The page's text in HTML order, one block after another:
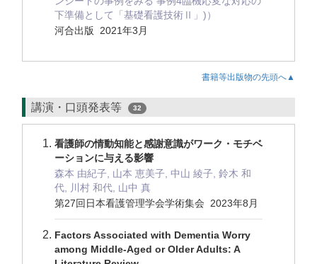
下準備として「基礎看護技術Ⅱ」)）
河合出版 2021年3月
書籍等出版物の先頭へ▲
講演・口頭発表等 32
看護師の情動知能と感謝意識がワーク・モチベ
ーションに与える影響
森本 由紀子, 山本 恵美子, 中山 綾子, 鈴木 和
代, 川村 和代, 山中 真
第27回日本看護管理学会学術集会 2023年8月
Factors Associated with Dementia Worry
among Middle-Aged or Older Adults: A